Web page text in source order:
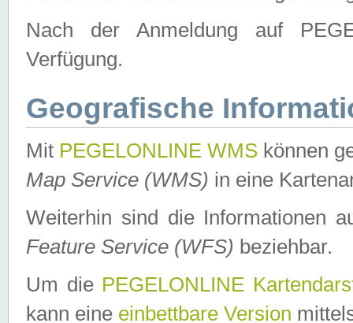
Nach der Anmeldung auf
Verfügung.
Geografische
Mit PEGELONLINE WMS können
Map Service (WMS) in eine
Weiterhin sind die Informationen
Feature Service (WFS) beziehbar.
Um die PEGELONLINE
kann eine einbettbare Version